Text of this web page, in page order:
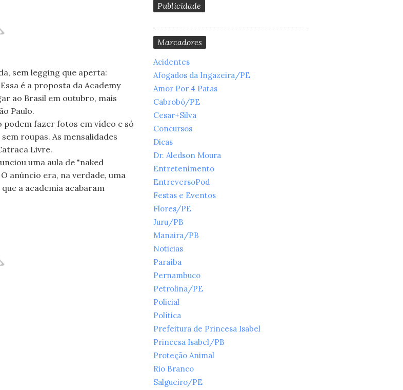
sem legging que aperta:
é a proposta da Academy
ao Brasil em outubro, mais
Paulo.
podem fazer fotos em vídeo e só
roupas. As mensalidades
Livre.
uma aula de "naked
anúncio era, na verdade, uma
a academia acabaram
Publicidade
Marcadores
Acidentes
Afogados da Ingazeira/PE
Amor Por 4 Patas
Cabrobó/PE
Cesar+Silva
Concursos
Dicas
Dr. Aledson Moura
Entretenimento
EntreversoPod
Festas e Eventos
Flores/PE
Juru/PB
Manaira/PB
Noticias
Paraíba
Pernambuco
Petrolina/PE
Policial
Política
Prefeitura de Princesa Isabel
Princesa Isabel/PB
Proteção Animal
Rio Branco
Salgueiro/PE